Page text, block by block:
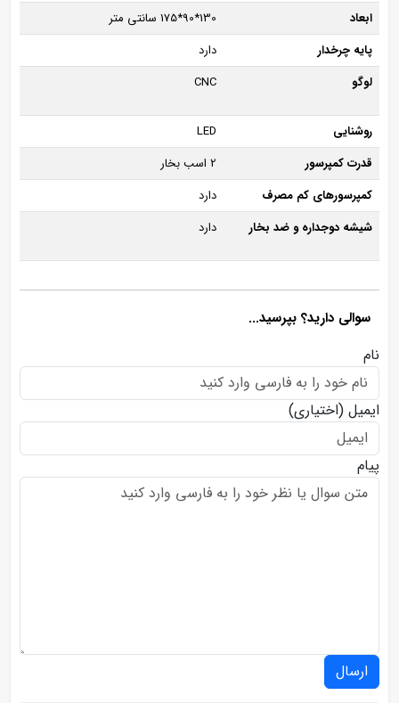
ابعاد
130*90*175 سانتی متر
پایه چرخدار
دارد
لوگو
CNC
روشنایی
LED
قدرت کمپرسور
2 اسب بخار
کمپرسورهای کم مصرف
دارد
شیشه دوجداره و ضد بخار
دارد
سوالی دارید؟ بپرسید...
نام
ایمیل (اختیاری)
پیام
ارسال